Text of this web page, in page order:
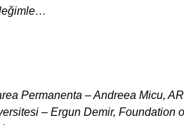
Permanenta – Andreea Micu,
– Ergun Demir, Foundation